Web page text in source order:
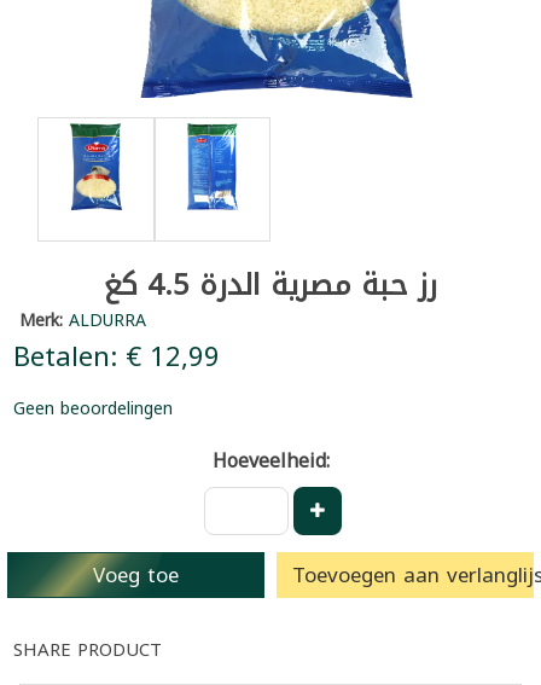
رز حبة مصرية الدرة 4.5 كغ
Merk:ALDURRA
Betalen: € 12,99
Geen beoordelingen
Hoeveelheid:
Voeg toe Toevoegen aan
SHARE PRODUCT